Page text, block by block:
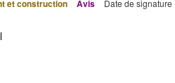
et construction Avis Date de